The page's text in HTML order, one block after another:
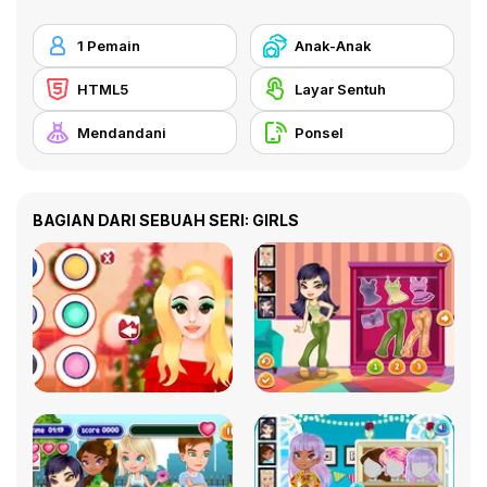
1 Pemain Anak-Anak
HTML5 Layar Sentuh
Mendandani Ponsel
BAGIAN DARI SEBUAH SERI: GIRLS